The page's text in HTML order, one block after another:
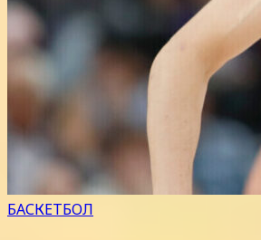
БАСКЕТБОЛ